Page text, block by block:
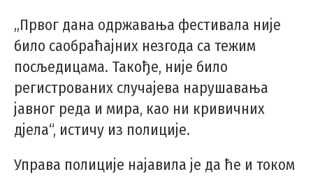
„Првог дана одржавања фестивала није
било саобраћајних незгода са тежим
посљедицама. Такође, није било
регистрованих случајева нарушавања
јавног реда и мира, као ни кривичних
дјела“, истичу из полиције.
Управа полиције најавила је да ће и током